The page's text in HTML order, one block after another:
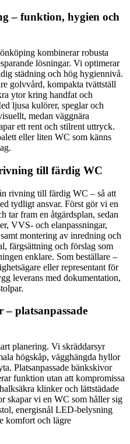
– funktion, hygien och
kombinerar robusta
lösningar. Vi optimerar
städning och hög hygiennivå.
golvvård, kompakta tvättställ
ytor kring handfat och
ljusa kulörer, speglar och
medan väggnära
ett rent och stilrent uttryck.
eller liten WC som känns
till färdig WC
rivning till färdig WC – så att
tydligt ansvar. Först gör vi en
tar fram en åtgärdsplan, sedan
VVS- och elanpassningar,
montering av inredning och
färgsättning och förslag som
enklare. Som beställare –
eller representant för
leverans med dokumentation,
– platsanpassade
planering. Vi skräddarsyr
högskåp, vägghängda hyllor
Platsanpassade bänkskivor
funktion utan att kompromissa
klinker och lättstädade
skapar vi en WC som håller sig
energisnål LED-belysning
komfort och lägre